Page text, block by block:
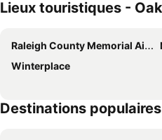
Lieux touristiques -
Raleigh County Memorial Airport
Winterplace
Destinations populaires